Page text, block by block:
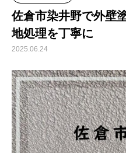
佐倉市染井野で外壁
地処理を丁寧に
2025.06.24